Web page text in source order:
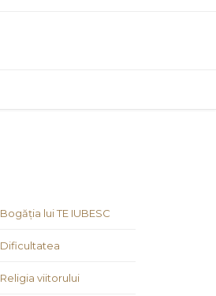
Bogăția lui TE IUBESC
Dificultatea
Religia viitorului